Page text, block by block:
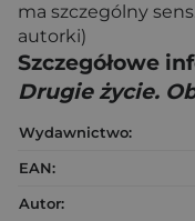
ma szczególny
autorki)
Szczegółowe
Drugie życie.
Wydawnictwo:
EAN:
Autor: